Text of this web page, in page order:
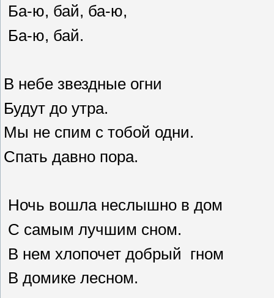
Ба-ю, бай, ба-ю,
Ба-ю, бай.
В небе звездные огни
Будут до утра.
Мы не спим с тобой одни.
Спать давно пора.
Ночь вошла неслышно в дом
С самым лучшим сном.
В нем хлопочет добрый гном
В домике лесном.